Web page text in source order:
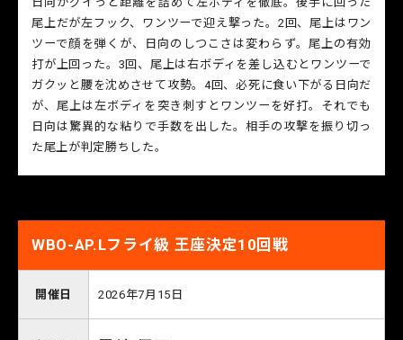
尾上だが左フック、ワンツーで迎え撃った。2回、尾上はワン
ツーで顔を弾くが、日向のしつこさは変わらず。尾上の有効
打が上回った。3回、尾上は右ボディを差し込むとワンツーで
ガクッと腰を沈めさせて攻勢。4回、必死に食い下がる日向だ
が、尾上は左ボディを突き刺すとワンツーを好打。それでも
日向は驚異的な粘りで手数を出した。相手の攻撃を振り切っ
た尾上が判定勝ちした。
WBO-AP.Lフライ級 王座決定10回戦
開催日 2026年7月15日